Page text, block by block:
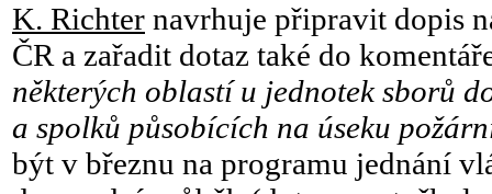
K. Richter navrhuje připravit dopis
ČR a zařadit dotaz také do
některých oblastí u jednotek sborů
a spolků působících na úseku
být v březnu na programu jednání